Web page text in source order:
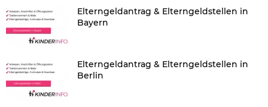
Elterngeldantrag & Elterngeldstellen in
Bayern
Elterngeldantrag & Elterngeldstellen in
Berlin